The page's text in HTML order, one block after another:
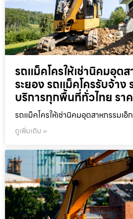
รถแม็คโครให้เช่านิคมอุต
ระยอง รถแม็คโครรับจ้าง
บริการทุกพื้นที่ทั่วไทย รา
รถแม็คโครให้เช่านิคมอุตสาหกรรมเอ็
ดูเพิ่มเติม »